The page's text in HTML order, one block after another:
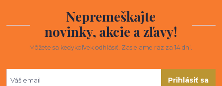
Nepremeškajte
novinky, akcie a zľavy!
Môžete sa kedykoľvek odhlásiť. Zasielame raz za 14 dní.
Prihlásiť sa